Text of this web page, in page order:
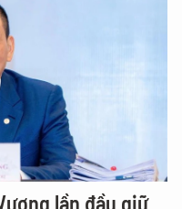
lần đầu giữ